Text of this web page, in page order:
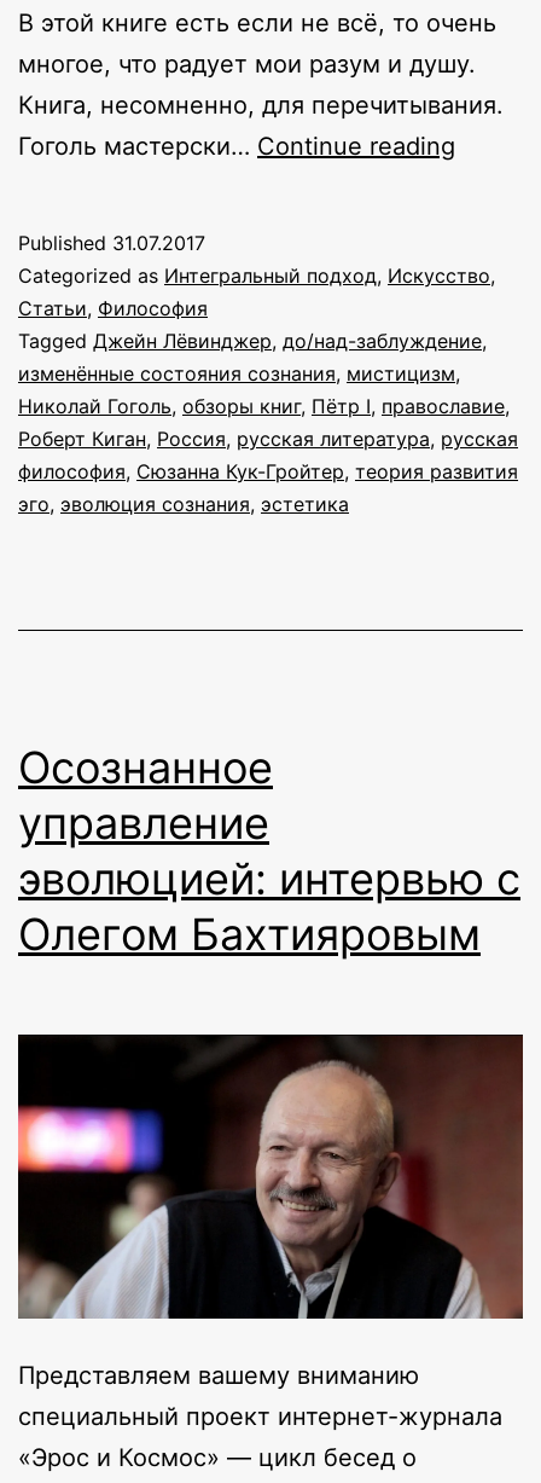
В этой книге есть если не всё, то очень
многое, что радует мои разум и душу.
Книга, несомненно, для перечитывания.
Гоголь мастерски… Continue reading
о
Published 31.07.2017
Categorized as Интегральный подход, Искусство,
Статьи, Философия
Tagged Джейн Лёвинджер, до/над-заблуждение,
изменённые состояния сознания, мистицизм,
Николай Гоголь, обзоры книг, Пётр I, православие,
Роберт Киган, Россия, русская литература, русская
философия, Сюзанна Кук-Гройтер, теория развития
эго, эволюция сознания, эстетика
Осознанное
управление
эволюцией: интервью с
Олегом Бахтияровым
Представляем вашему вниманию
специальный проект интернет-журнала
«Эрос и Космос» — цикл бесед о